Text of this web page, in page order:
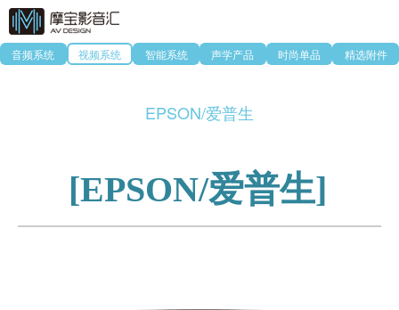
音频系统 视频系统 智能系统 声学产品 时尚单品 精选附件
EPSON/爱普生
[EPSON/爱普生]